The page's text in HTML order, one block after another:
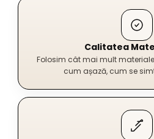
Calitatea
Folosim cât mai mult
cum așază, cum se